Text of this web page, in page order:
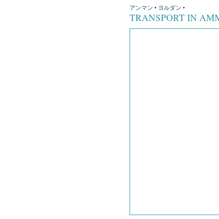
アンマン • ヨルダン •
TRANSPORT IN